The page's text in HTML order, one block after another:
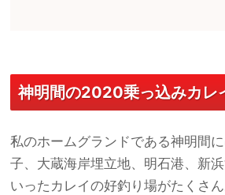
神明間の2020乗っ込みカレ
私のホームグランドである神明間
子、大蔵海岸埋立地、明石港、新
いったカレイの好釣り場がたくさ